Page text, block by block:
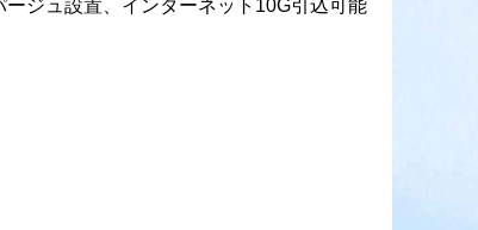
ジュ設置、インターネット10G引込可能